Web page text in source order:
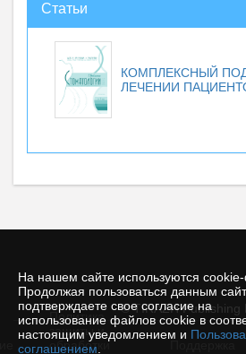
На нашем сайте используются
Продолжая пользоваться данным
подтверждаете свое согласие на
использование файлов cookie в
настоящим уведомлением и
соглашением
Статьи
КОМПЛЕКСНЫЙ
ЛЕЧЕНИИ
© TIRAZH Publishing
Политика
защиты и
обработки